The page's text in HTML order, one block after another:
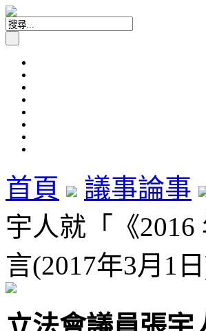
首頁 議事論事
宇人就「《
言(2017年3月1